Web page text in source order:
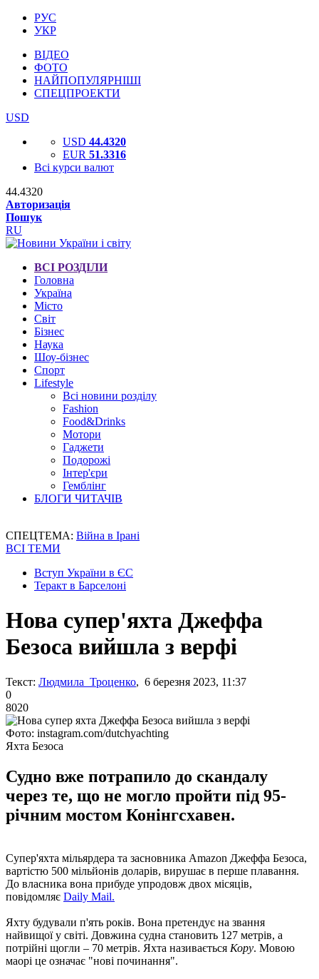
РУС
УКР
ВІДЕО
ФОТО
НАЙПОПУЛЯРНІШІ
СПЕЦПРОЕКТИ
USD
USD 44.4320
EUR 51.3316
Всі курси валют
44.4320
Авторизація
Пошук
RU
ВСІ РОЗДІЛИ
Головна
Україна
Місто
Світ
Бізнес
Наука
Шоу-бізнес
Спорт
Lifestyle
Всі новини розділу
Fashion
Food&Drinks
Мотори
Гаджети
Подорожі
Інтер'єри
Гемблінг
БЛОГИ ЧИТАЧІВ
СПЕЦТЕМА: Війна в Ірані
ВСІ ТЕМИ
Вступ України в ЄС
Теракт в Барселоні
Нова супер'яхта Джеффа
Безоса вийшла з верфі
Текст: Людмила Троценко, 6 березня 2023, 11:37
0
8020
Фото: instagram.com/dutchyachting
Яхта Безоса
Судно вже потрапило до скандалу
через те, що не могло пройти під 95-
річним мостом Конінгсхавен.
Супер'яхта мільярдера та засновника Amazon Джеффа Безоса,
вартістю 500 мільйонів доларів, вирушає в перше плавання.
До власника вона прибуде упродовж двох місяців,
повідомляє Daily Mail.
Яхту будували п'ять років. Вона претендує на звання
найвищої у світі. Довжина судна становить 127 метрів, а
потрійні щогли – 70 метрів. Яхта називається Кору. Мовою
маорі це означає "нові починання".